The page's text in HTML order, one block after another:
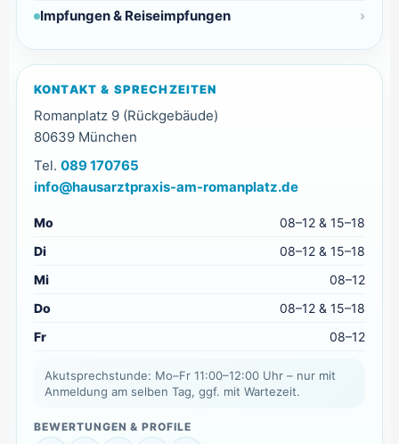
Impfungen & Reiseimpfungen
KONTAKT & SPRECHZEITEN
Romanplatz 9 (Rückgebäude)
80639 München
Tel. 089 170765
info@hausarztpraxis-am-romanplatz.de
Mo
08–12 & 15–18
Di
08–12 & 15–18
Mi
08–12
Do
08–12 & 15–18
Fr
08–12
Akutsprechstunde: Mo–Fr 11:00–12:00 Uhr – nur mit
Anmeldung am selben Tag, ggf. mit Wartezeit.